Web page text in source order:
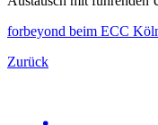
forbeyond beim ECC
Zurück